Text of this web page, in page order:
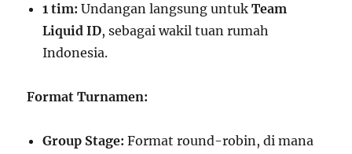
1 tim: Undangan langsung untukTeam
Liquid ID, sebagai wakil tuan rumah
Indonesia.
Format Turnamen:
Group Stage: Format round-robin, di mana